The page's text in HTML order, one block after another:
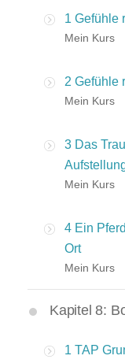
1 Gefühle
Mein Kurs
2 Gefühle
Mein Kurs
3 Das
Mein Kurs
4 Ein
Ort
Mein Kurs
Kapitel 8:
1 TAP